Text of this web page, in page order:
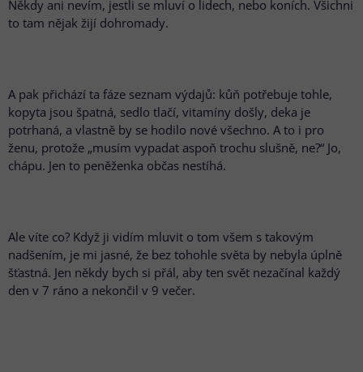
Někdy ani nevím, jestli se mluví o lidech, nebo koních. Všichni
to tam nějak žijí dohromady.
A pak přichází ta fáze seznam výdajů: kůň potřebuje tohle,
kopyta jsou špatná, sedlo tlačí, vitamíny došly, deka je
potrhaná, a vlastně by se hodilo nové všechno. A to i pro
ženu, protože „musím vypadat aspoň trochu slušně, ne?“ Jo,
chápu. Jen to peněženka občas nestíhá.
Ale víte co? Když ji vidím mluvit o tom všem s takovým
nadšením, je mi jasné, že bez tohohle světa by nebyla úplně
šťastná. Jen někdy bych si přál, aby ten svět nezačínal každý
den v 7 ráno a nekončil v 9 večer.